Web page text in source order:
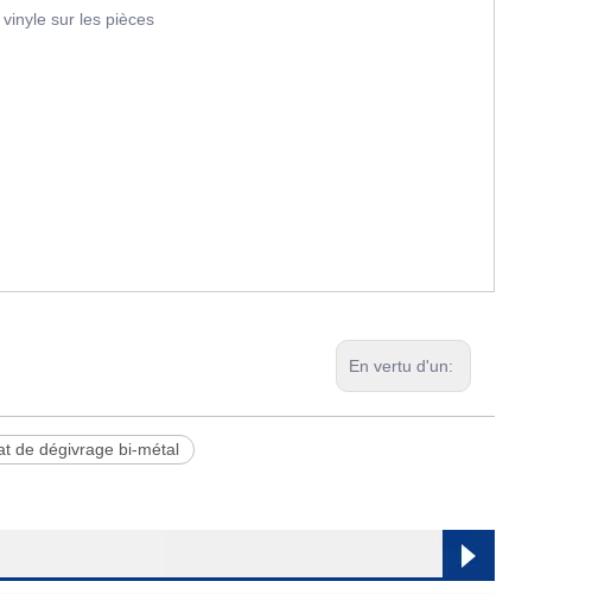
sur les pièces
En vertu d'un:
de dégivrage bi-métal